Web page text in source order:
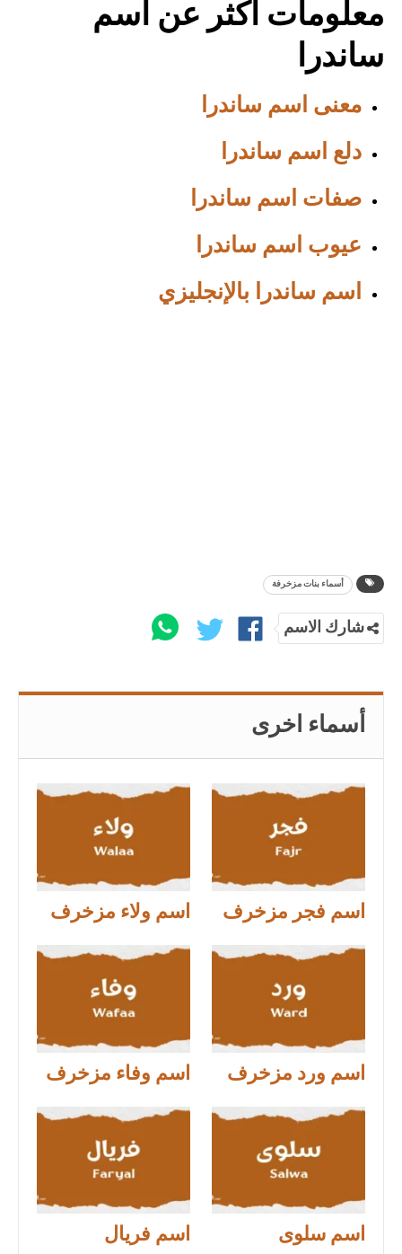
معلومات أكثر عن اسم
ساندرا
معنى اسم ساندرا
دلع اسم ساندرا
صفات اسم ساندرا
عيوب اسم ساندرا
اسم ساندرا بالإنجليزي
أسماء بنات مزخرفة
شارك الاسم
أسماء اخرى
اسم فجر مزخرف اسم ولاء مزخرف
اسم ورد مزخرف اسم وفاء مزخرف
اسم سلوى
اسم فريال